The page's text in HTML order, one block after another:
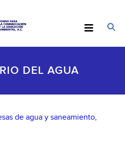
DEL AGUA
de agua y saneamiento,